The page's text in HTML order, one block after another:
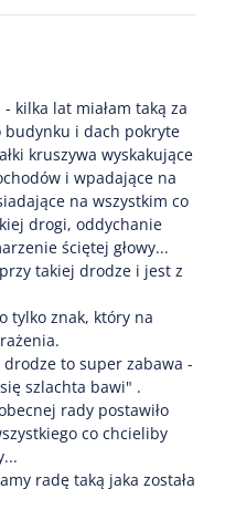
kilka lat miałam taką za
budynku i dach pokryte
kruszywa wyskakujące
i wpadające na
na wszystkim co
drogi, oddychanie
ściętej głowy...
takiej drodze i jest z
tylko znak, który na
to super zabawa -
szlachta bawi" .
rady postawiło
co chcieliby
radę taką jaka została